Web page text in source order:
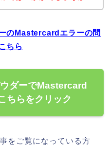
のMastercardエラーの問
ちら
ダーでMastercard
ちらをクリック
をご覧になっている方